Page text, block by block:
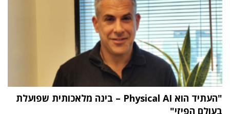
"העתיד הוא Physical AI – בינה מלאכותית שפועלת
בעולם הפיזי"